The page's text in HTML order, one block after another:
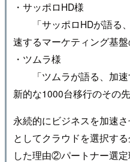
・サッポロHD様
「サッポロHDが語る、
速するマーケティング基盤
・ツムラ様
「ツムラが語る、加速
新的な1000台移行のその先
永続的にビジネスを加速
としてクラウドを選択す
した理由②パートナー選